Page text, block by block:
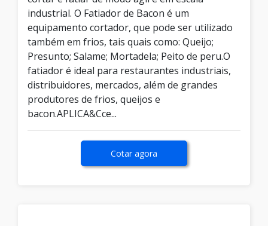
industrial. O Fatiador de Bacon é um
equipamento cortador, que pode ser utilizado
também em frios, tais quais como: Queijo;
Presunto; Salame; Mortadela; Peito de peru.O
fatiador é ideal para restaurantes industriais,
distribuidores, mercados, além de grandes
produtores de frios, queijos e
bacon.APLICA&Cce...
Cotar agora